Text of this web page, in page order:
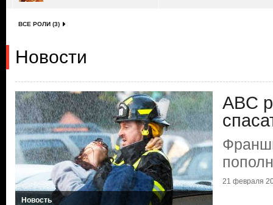
ВСЕ РОЛИ (3)
Новости
Новость
ABC
21 февраля